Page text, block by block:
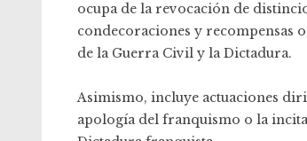
ocupa de la revocación de
condecoraciones y recompensas
de la Guerra Civil y la Dictadura.
Asimismo, incluye actuaciones
apología del franquismo o la